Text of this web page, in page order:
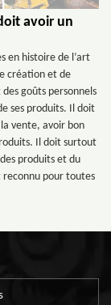
avoir un
en histoire de l’art
création et de
goûts personnels
ses produits. Il doit
vente, avoir bon
Il doit surtout
produits et du
reconnu pour toutes